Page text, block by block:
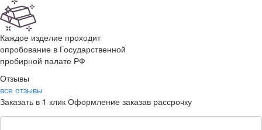
Каждое изделие проходит
опробование в Государственной
пробирной палате РФ
Отзывы
все отзывы
Заказать в 1 клик Оформление заказав рассрочку